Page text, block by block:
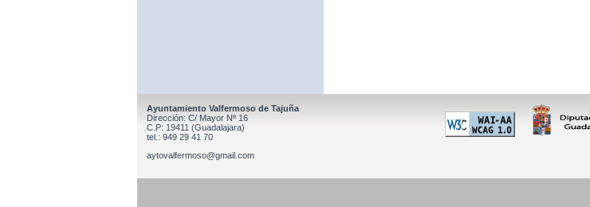
Ayuntamiento Valfermoso de Tajuña
Dirección: C/ Mayor Nº 16
C.P: 19411 (Guadalajara)
tel.: 949 29 41 70
aytovalfermoso@gmail.com